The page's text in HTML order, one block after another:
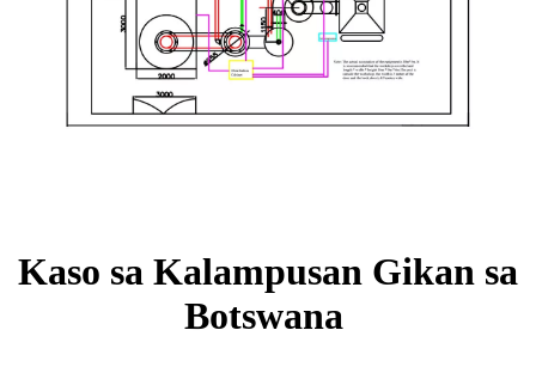
Kaso sa Kalampusan Gikan sa
Botswana